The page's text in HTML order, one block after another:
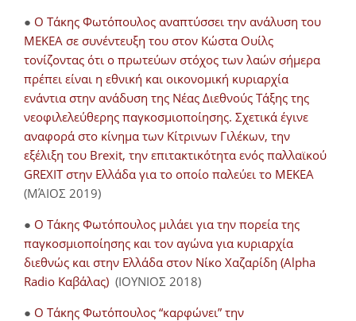
● O Τάκης Φωτόπουλος αναπτύσσει την ανάλυση του
ΜΕΚΕΑ σε συνέντευξη του στον Κώστα Ουίλς
τονίζοντας ότι ο πρωτεύων στόχος των λαών σήμερα
πρέπει είναι η εθνική και οικονομική κυριαρχία
ενάντια στην ανάδυση της Νέας Διεθνούς Τάξης της
νεοφιλελεύθερης παγκοσμιοποίησης. Σχετικά έγινε
αναφορά στο κίνημα των Κίτρινων Γιλέκων, την
εξέλιξη του Brexit, την επιτακτικότητα ενός παλλαϊκού
GREXIT στην Ελλάδα για το οποίο παλεύει το ΜΕΚΕΑ
(ΜΆΙΟΣ 2019)
● Ο Τάκης Φωτόπουλος μιλάει για την πορεία της
παγκοσμιοποίησης και τον αγώνα για κυριαρχία
διεθνώς και στην Ελλάδα στον Νίκο Χαζαρίδη (Alpha
Radio Καβάλας) (ΙΟΥΝΙΟΣ 2018)
● Ο Τάκης Φωτόπουλος “καρφώνει” την